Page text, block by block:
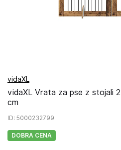
vidaXL
vidaXL Vrata za pse z stojali
cm
ID: 5000232799
DOBRA CENA